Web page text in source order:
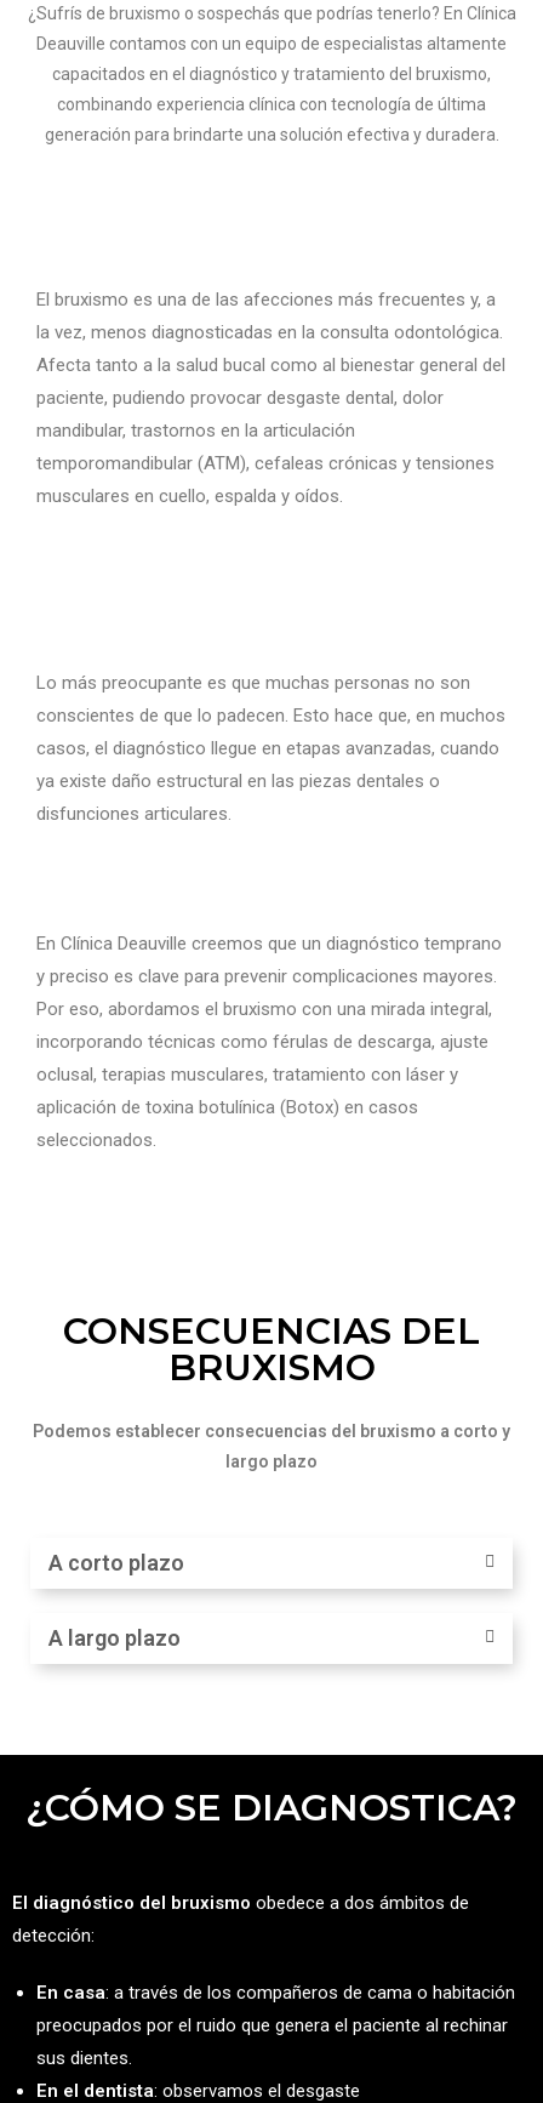
¿Sufrís de bruxismo o sospechás que podrías tenerlo? En Clínica
Deauville contamos con un equipo de especialistas altamente
capacitados en el diagnóstico y tratamiento del bruxismo,
combinando experiencia clínica con tecnología de última
generación para brindarte una solución efectiva y duradera.
El bruxismo es una de las afecciones más frecuentes y, a
la vez, menos diagnosticadas en la consulta odontológica.
Afecta tanto a la salud bucal como al bienestar general del
paciente, pudiendo provocar desgaste dental, dolor
mandibular, trastornos en la articulación
temporomandibular (ATM), cefaleas crónicas y tensiones
musculares en cuello, espalda y oídos.
Lo más preocupante es que muchas personas no son
conscientes de que lo padecen. Esto hace que, en muchos
casos, el diagnóstico llegue en etapas avanzadas, cuando
ya existe daño estructural en las piezas dentales o
disfunciones articulares.
En Clínica Deauville creemos que un diagnóstico temprano
y preciso es clave para prevenir complicaciones mayores.
Por eso, abordamos el bruxismo con una mirada integral,
incorporando técnicas como férulas de descarga, ajuste
oclusal, terapias musculares, tratamiento con láser y
aplicación de toxina botulínica (Botox) en casos
seleccionados.
CONSECUENCIAS DEL
BRUXISMO
Podemos establecer consecuencias del bruxismo a corto y
largo plazo
A corto plazo
A largo plazo
¿CÓMO SE DIAGNOSTICA?
El diagnóstico del bruxismo obedece a dos ámbitos de
detección:
En casa: a través de los compañeros de cama o habitación
preocupados por el ruido que genera el paciente al rechinar
sus dientes.
En el dentista: observamos el desgaste